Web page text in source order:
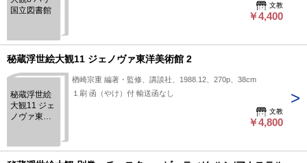
国立図書館
文教
￥4,400
秘蔵浮世絵大観11 ジェノヴァ東洋美術館 2
秘蔵浮世絵
大観11 ジェ
ノヴァ東洋
楢崎宗重 編著・監修、講談社、1988.12、270p、38cm
１刷 函（やけ）付 輸送函なし
文教
￥4,800